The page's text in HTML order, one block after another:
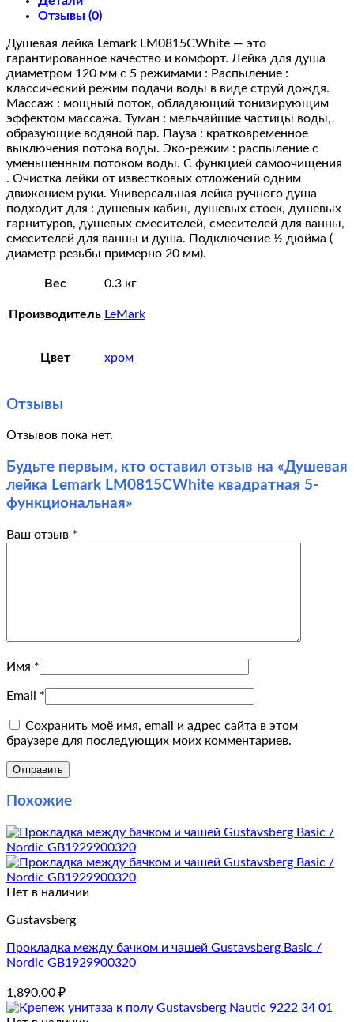
5-
Отзывы (0)
Душевая лейка Lemark LM0815CWhite — это
гарантированное качество и комфорт. Лейка для душа
диаметром 120 мм с 5 режимами : Распыление :
классический режим подачи воды в виде струй дождя.
Массаж : мощный поток, обладающий тонизирующим
эффектом массажа. Туман : мельчайшие частицы воды,
образующие водяной пар. Пауза : кратковременное
выключения потока воды. Эко-режим : распыление с
уменьшенным потоком воды. С функцией самоочищения
. Очистка лейки от известковых отложений одним
движением руки. Универсальная лейка ручного душа
подходит для : душевых кабин, душевых стоек, душевых
гарнитуров, душевых смесителей, смесителей для ванны,
смесителей для ванны и душа. Подключение ½ дюйма (
диаметр резьбы примерно 20 мм).
Вес 0.3 кг
Производитель LeMark
Цвет хром
Отзывы
Отзывов пока нет.
Будьте первым, кто оставил отзыв на «Душевая
лейка Lemark LM0815CWhite квадратная 5-
функциональная»
Ваш отзыв *
Имя *
Email *
Сохранить моё имя, email и адрес сайта в этом
браузере для последующих моих комментариев.
Похожие
Нет в наличии
Gustavsberg
Прокладка между бачком и чашей Gustavsberg Basic /
Nordic GB1929900320
1,890.00 ₽